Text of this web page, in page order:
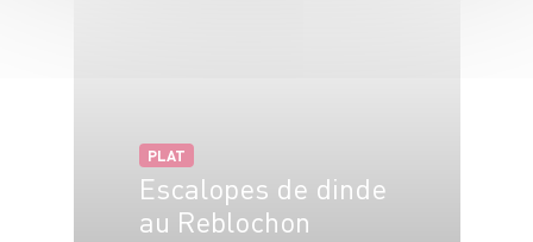
PLAT
Escalopes de dinde
au Reblochon